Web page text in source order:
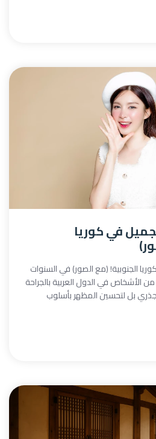
تجميل في كوريا
كوريا الجنوبية! (مع الصور) في السنوات
من الأشخاص في الدول العربية بالجراحة
بل لتحسين المظهر بأسلوب